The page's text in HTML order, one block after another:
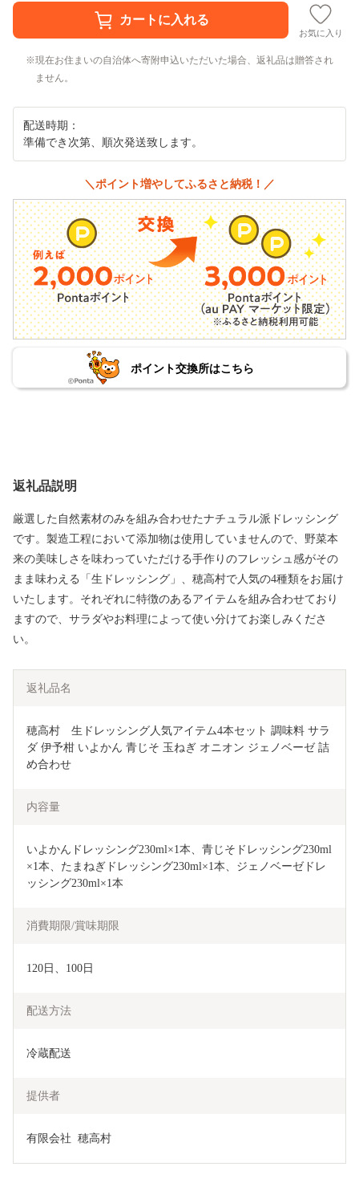
お気に入り
現在お住まいの自治体へ寄附申込いただいた場合、返礼品は贈答され
ません。
配送時期：
準備でき次第、順次発送致します。
＼ポイント増やしてふるさと納税！／
ポイント交換所はこちら
返礼品説明
厳選した自然素材のみを組み合わせたナチュラル派ドレッシング
です。製造工程において添加物は使用していませんので、野菜本
来の美味しさを味わっていただける手作りのフレッシュ感がその
まま味わえる「生ドレッシング」、穂高村で人気の4種類をお届け
いたします。それぞれに特徴のあるアイテムを組み合わせており
ますので、サラダやお料理によって使い分けてお楽しみくださ
い。
返礼品名
穂高村　生ドレッシング人気アイテム4本セット 調味料 サラ
ダ 伊予柑 いよかん 青じそ 玉ねぎ オニオン ジェノベーゼ 詰
め合わせ
内容量
いよかんドレッシング230ml×1本、青じそドレッシング230ml
×1本、たまねぎドレッシング230ml×1本、ジェノベーゼドレ
ッシング230ml×1本
消費期限/賞味期限
120日、100日
配送方法
冷蔵配送
提供者
有限会社  穂高村